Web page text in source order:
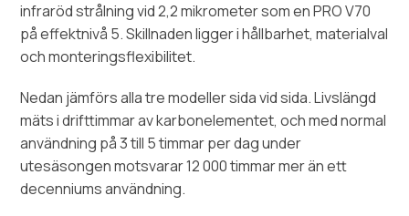
infraröd strålning vid 2,2 mikrometer som en PRO V70
på effektnivå 5. Skillnaden ligger i hållbarhet, materialval
och monteringsflexibilitet.
Nedan jämförs alla tre modeller sida vid sida. Livslängd
mäts i drifttimmar av karbonelementet, och med normal
användning på 3 till 5 timmar per dag under
utesäsongen motsvarar 12 000 timmar mer än ett
decenniums användning.